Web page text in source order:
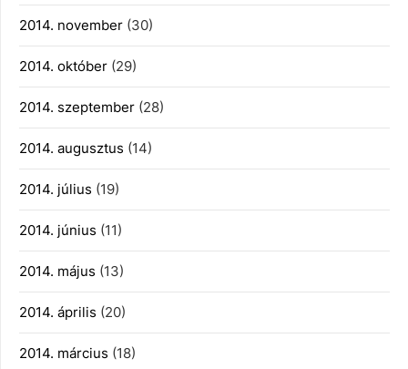
2014. november (30)
2014. október (29)
2014. szeptember (28)
2014. augusztus (14)
2014. július (19)
2014. június (11)
2014. május (13)
2014. április (20)
2014. március (18)